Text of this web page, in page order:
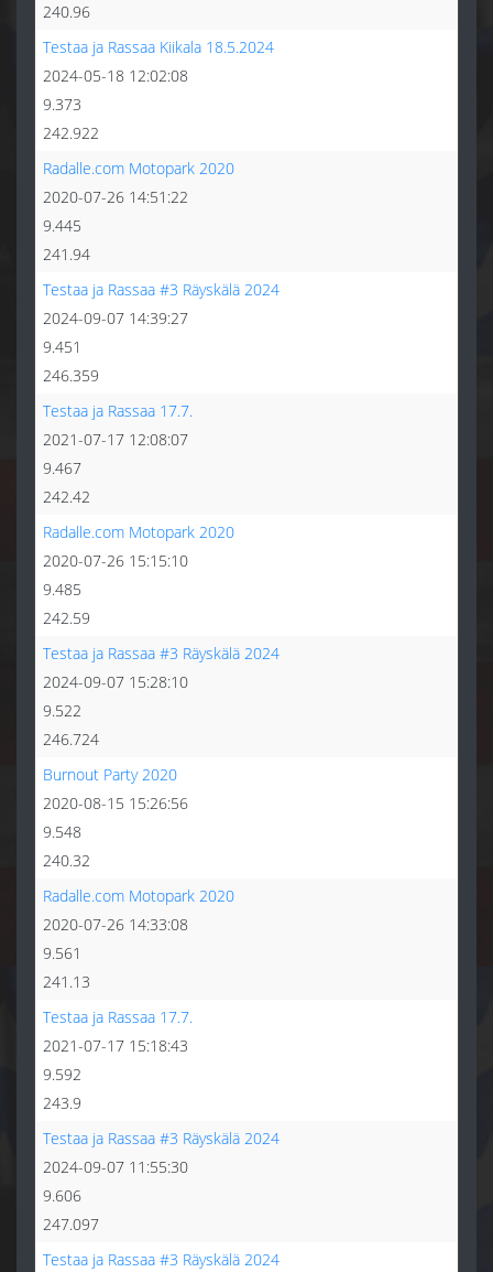
240.96
Testaa ja Rassaa Kiikala 18.5.2024
2024-05-18 12:02:08
9.373
242.922
Radalle.com Motopark 2020
2020-07-26 14:51:22
9.445
241.94
Testaa ja Rassaa #3 Räyskälä 2024
2024-09-07 14:39:27
9.451
246.359
Testaa ja Rassaa 17.7.
2021-07-17 12:08:07
9.467
242.42
Radalle.com Motopark 2020
2020-07-26 15:15:10
9.485
242.59
Testaa ja Rassaa #3 Räyskälä 2024
2024-09-07 15:28:10
9.522
246.724
Burnout Party 2020
2020-08-15 15:26:56
9.548
240.32
Radalle.com Motopark 2020
2020-07-26 14:33:08
9.561
241.13
Testaa ja Rassaa 17.7.
2021-07-17 15:18:43
9.592
243.9
Testaa ja Rassaa #3 Räyskälä 2024
2024-09-07 11:55:30
9.606
247.097
Testaa ja Rassaa #3 Räyskälä 2024